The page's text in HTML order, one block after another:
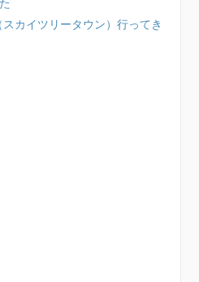
カイツリータウン）行ってき